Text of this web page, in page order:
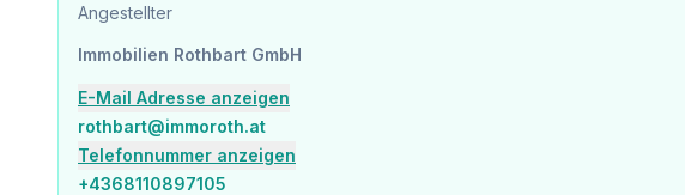
Angestellter
Immobilien Rothbart GmbH
E-Mail Adresse anzeigen
rothbart@immoroth.at
Telefonnummer anzeigen
+4368110897105